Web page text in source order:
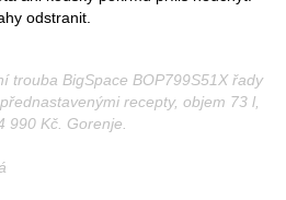
odstranit.
trouba BigSpace BOP799S51X řady
recepty, objem 73 l,
990 Kč. Gorenje.